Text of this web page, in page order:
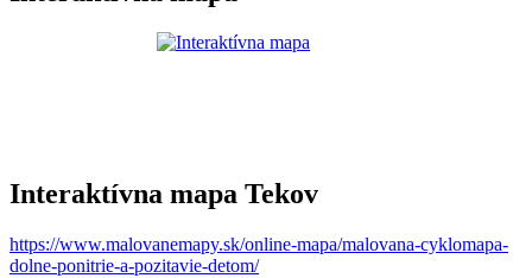
Interaktívna mapa Tekov
https://www.malovanemapy.sk/online-mapa/malovana-cyklomapa-
dolne-ponitrie-a-pozitavie-detom/